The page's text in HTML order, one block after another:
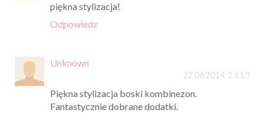
piękna stylizacja!
Odpowiedz
Unknown
22.06.2014, 23:13
Piękna stylizacja boski kombinezon.
Fantastycznie dobrane dodatki.